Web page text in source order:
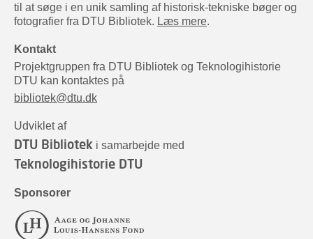
til at søge i en unik samling af historisk-tekniske bøger og
fotografier fra DTU Bibliotek. Læs mere.
Kontakt
Projektgruppen fra DTU Bibliotek og Teknologihistorie
DTU kan kontaktes på
bibliotek@dtu.dk
Udviklet af
DTU Bibliotek i samarbejde med
Teknologihistorie DTU
Sponsorer